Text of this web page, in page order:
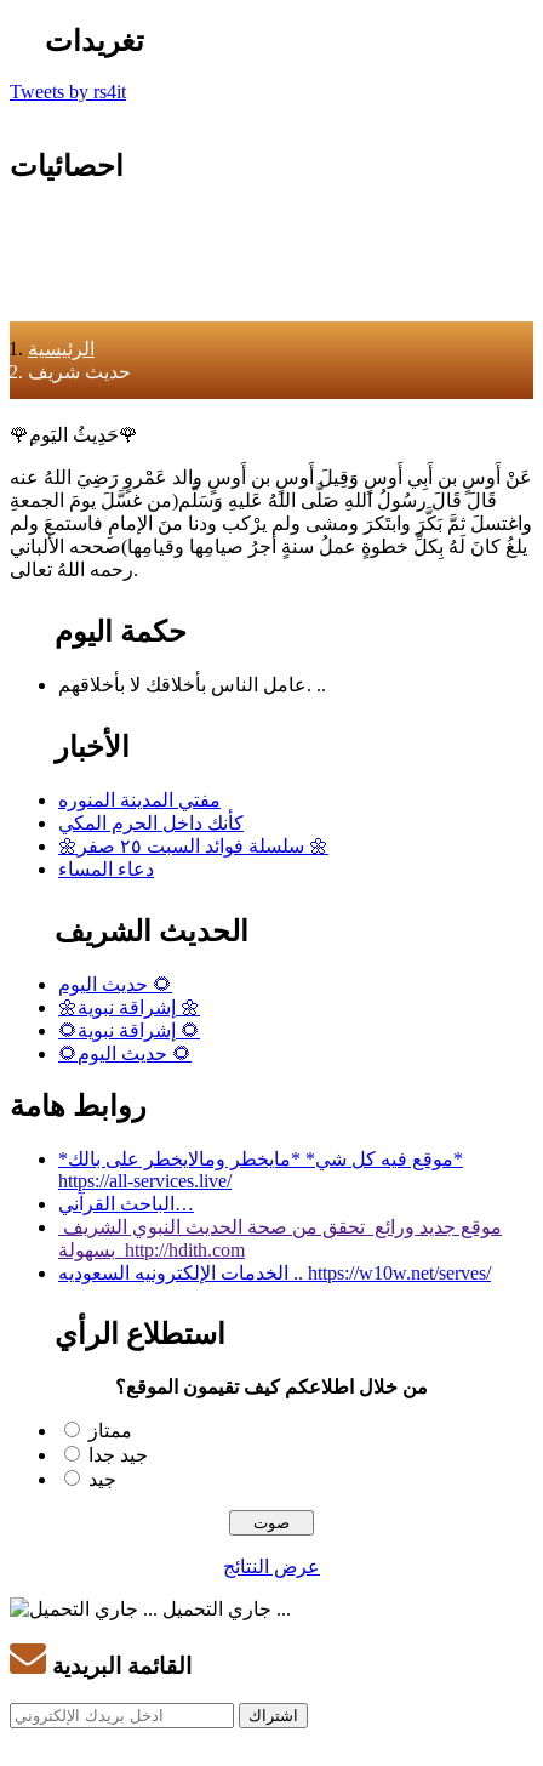
تغريدات
Tweets by rs4it
احصائيات
الرئيسية
حديث شريف
🌹ِحَدِيثُ اليَوم🌹
عَنْ أَوسٍ بن أَبِي أَوسٍ وَقِيلَ أَوسٍ بن أَوسٍ والد عَمْروٍ رَضِيَ اللهُ عنه
قَالَ قَالَ رسُولُ اللهِ صَلَّى اللهُ عَليهِ وَسَلَّم(من غسَّلَ يومَ الجمعةِ
واغتسلَ ثمَّ بَكَّرَ وابتَكرَ ومشى ولم يرْكب ودنا منَ الإمامِ فاستمعَ ولم
يلغُ كانَ لَهُ بِكلِّ خطوةٍ عملُ سنةٍ أجرُ صيامِها وقيامِها)صححه الألباني
رحمه اللهُ تعالى.
حكمة اليوم
عامل الناس بأخلاقك لا بأخلاقهم. ..
الأخبار
مفتي المدينة المنوره
كأنك داخل الحرم المكي
🌼سلسلة فوائد السبت ٢٥ صفر 🌼
دعاء المساء
الحديث الشريف
حديث اليوم 🌻
🌼إشراقة نبوية 🌼
🌻إشراقة نبوية 🌻
🌻حديث اليوم 🌻
روابط هامة
*موقع فيه كل شي* *مايخطر ومالايخطر على بالك*
https://all-services.live/
الباحث القرآني…
موقع جديد ورائع تحقق من صحة الحديث النبوي الشريف
بسهولة http://hdith.com
الخدمات الإلكترونيه السعوديه .. https://w10w.net/serves/
استطلاع الرأي
من خلال اطلاعكم كيف تقيمون الموقع؟
ممتاز
جيد جدا
جيد
عرض النتائج
جاري التحميل ...
القائمة البريدية